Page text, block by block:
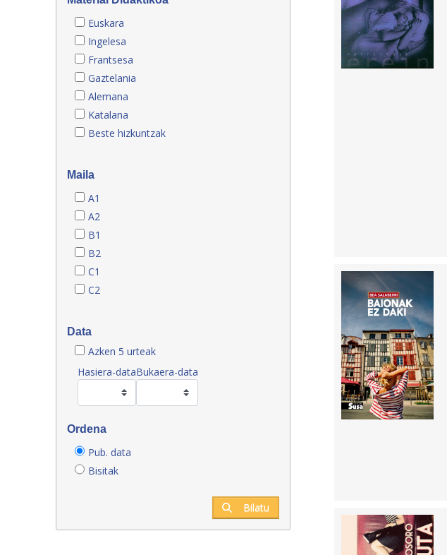
Euskara
Ingelesa
Frantsesa
Gaztelania
Alemana
Katalana
Beste hizkuntzak
Maila
A1
A2
B1
B2
C1
C2
Data
Azken 5 urteak
Hasiera-dataBukaera-data
Ordena
Pub. data
Bisitak
Bilatu